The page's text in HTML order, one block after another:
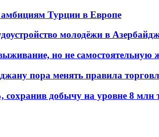
амбициям Турции в Европе
молодёжи в
но не самостоятельную
пора менять правила
добычу на уровне 8 млн